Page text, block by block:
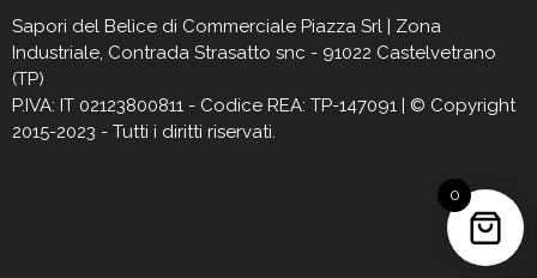
Sapori del Belìce di Commerciale Piazza Srl | Zona
Industriale, Contrada Strasatto snc - 91022 Castelvetrano
(TP)
P.IVA: IT 02123800811 - Codice REA: TP-147091 | © Copyright
2015-2023 - Tutti i diritti riservati.
0